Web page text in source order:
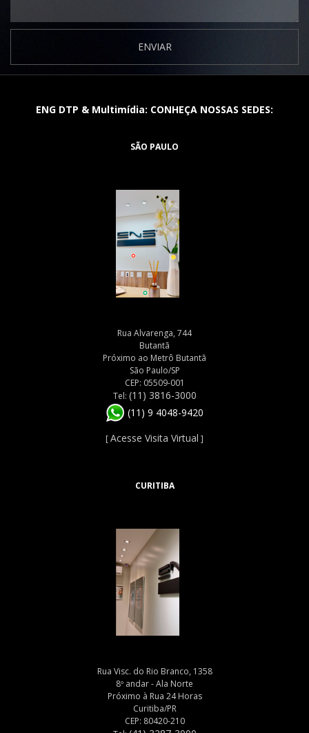
ENVIAR
ENG DTP & Multimídia: CONHEÇA NOSSAS SEDES:
SÃO PAULO
Rua Alvarenga, 744
Butantã
Próximo ao Metrô Butantã
São Paulo/SP
CEP: 05509-001
Tel: (11) 3816-3000
(11) 9 4048-9420
[Acesse Visita Virtual ]
CURITIBA
Rua Visc. do Rio Branco, 1358
8º andar - Ala Norte
Próximo à Rua 24 Horas
Curitiba/PR
CEP: 80420-210